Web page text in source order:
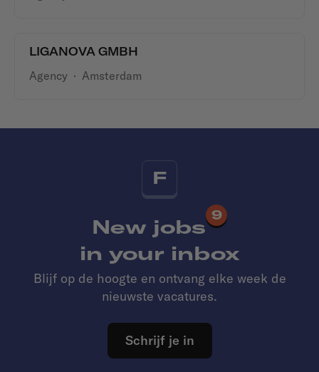
LIGANOVA GMBH
Agency · Amsterdam
F
New jobs
9
in your inbox
Blijf op de hoogte en ontvang elke week de
nieuwste vacatures.
Schrijf je in